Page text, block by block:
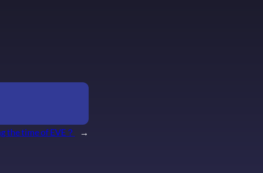
the time of EVE？ →